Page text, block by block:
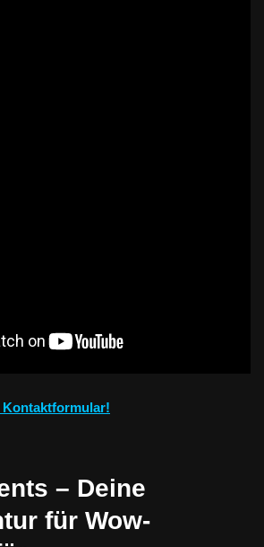
– Deine
für Wow-